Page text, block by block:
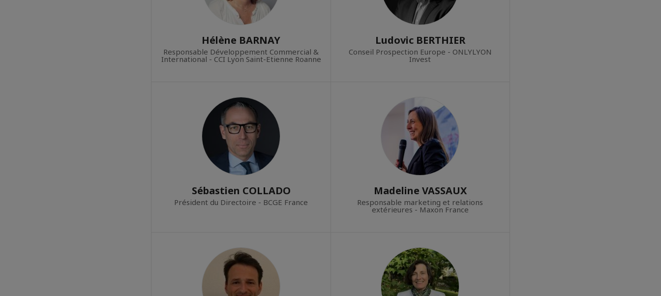
Hélène BARNAY
Responsable Développement Commercial &
International - CCI Lyon Saint-Etienne Roanne
Ludovic BERTHIER
Conseil Prospection Europe - ONLYLYON
Invest
Sébastien COLLADO
Président du Directoire - BCGE France
Madeline VASSAUX
Responsable marketing et relations
extérieures - Maxon France